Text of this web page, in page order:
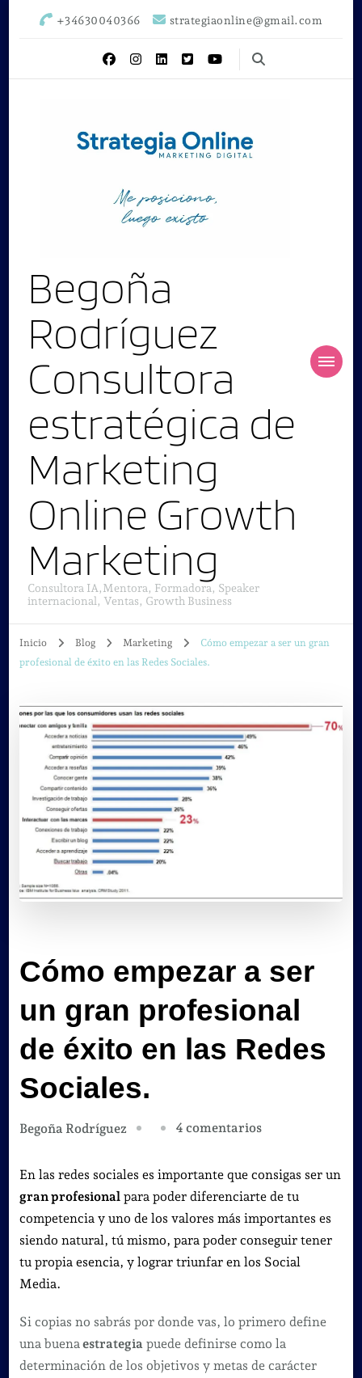
+34630040366 strategiaonline@gmail.com
Begoña
Rodríguez
Consultora
estratégica de
Marketing
Online Growth
Marketing
Consultora IA,Mentora, Formadora, Speaker
internacional, Ventas, Growth Business
Inicio Blog Marketing
Cómo empezar a ser un gran
profesional de éxito en las Redes Sociales.
Cómo empezar a ser
un gran profesional
de éxito en las Redes
Sociales.
Begoña Rodríguez 4 comentariosen
empezar
a
ser
un
gran
éxito
en
las
En las redes sociales es importante que consigas ser un
gran profesional para poder diferenciarte de tu
competencia y uno de los valores más importantes es
siendo natural, tú mismo, para poder conseguir tener
tu propia esencia, y lograr triunfar en los Social
Media.
Si copias no sabrás por donde vas, lo primero define
una buena estrategia puede definirse como la
determinación de los objetivos y metas de carácter